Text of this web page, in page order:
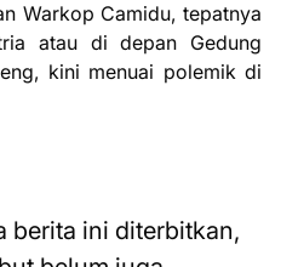
Warkop Camidu, tepatnya
atau di depan Gedung
kini menuai polemik di
berita ini diterbitkan,